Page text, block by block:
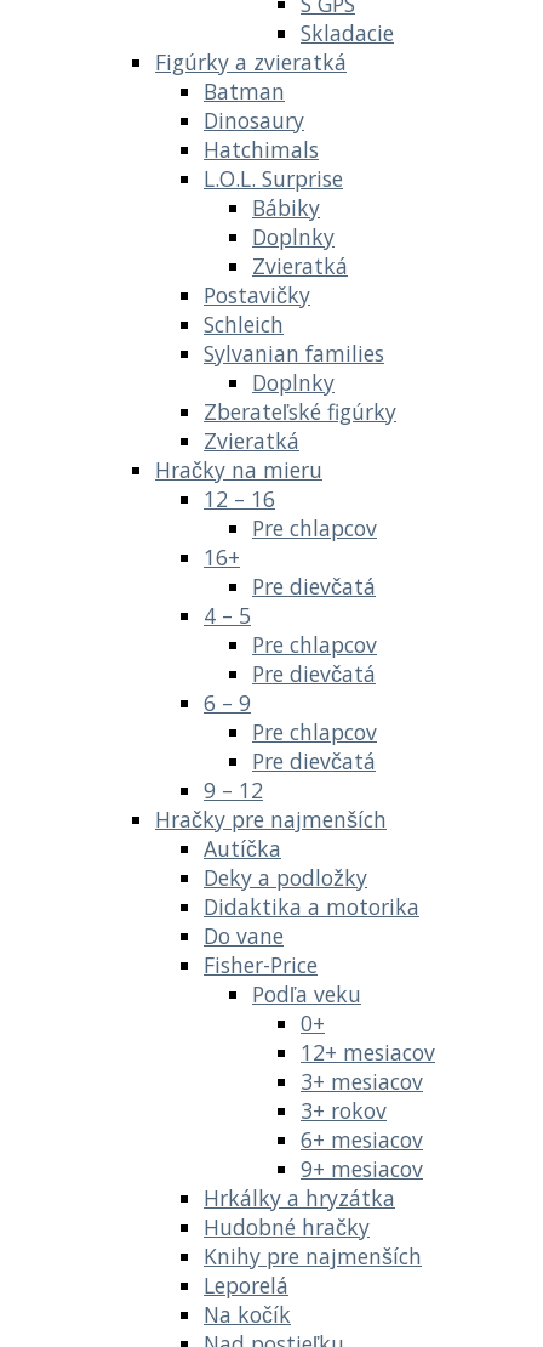
Skladacie
Figúrky a zvieratká
Batman
Dinosaury
Hatchimals
L.O.L. Surprise
Bábiky
Doplnky
Zvieratká
Postavičky
Schleich
Sylvanian families
Doplnky
Zberateľské figúrky
Zvieratká
Hračky na mieru
12 – 16
Pre chlapcov
16+
Pre dievčatá
4 – 5
Pre chlapcov
Pre dievčatá
6 – 9
Pre chlapcov
Pre dievčatá
9 – 12
Hračky pre najmenších
Autíčka
Deky a podložky
Didaktika a motorika
Do vane
Fisher-Price
Podľa veku
0+
12+ mesiacov
3+ mesiacov
3+ rokov
6+ mesiacov
9+ mesiacov
Hrkálky a hryzátka
Hudobné hračky
Knihy pre najmenších
Leporelá
Na kočík